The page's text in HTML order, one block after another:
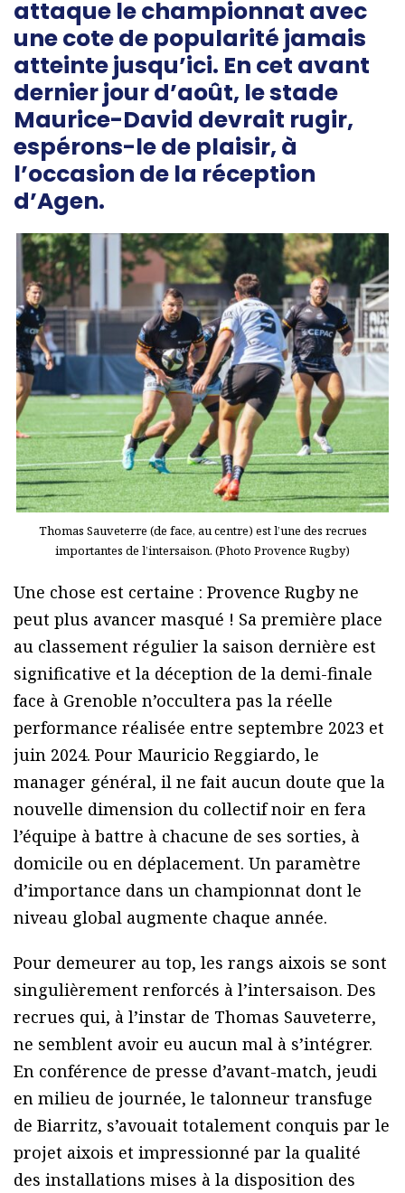
attaque le championnat avec
une cote de popularité jamais
atteinte jusqu’ici. En cet avant
dernier jour d’août, le stade
Maurice-David devrait rugir,
espérons-le de plaisir, à
l’occasion de la réception
d’Agen.
Thomas Sauveterre (de face, au centre) est l’une des recrues
importantes de l’intersaison. (Photo Provence Rugby)
Une chose est certaine : Provence Rugby ne
peut plus avancer masqué ! Sa première place
au classement régulier la saison dernière est
significative et la déception de la demi-finale
face à Grenoble n’occultera pas la réelle
performance réalisée entre septembre 2023 et
juin 2024. Pour Mauricio Reggiardo, le
manager général, il ne fait aucun doute que la
nouvelle dimension du collectif noir en fera
l’équipe à battre à chacune de ses sorties, à
domicile ou en déplacement. Un paramètre
d’importance dans un championnat dont le
niveau global augmente chaque année.
Pour demeurer au top, les rangs aixois se sont
singulièrement renforcés à l’intersaison. Des
recrues qui, à l’instar de Thomas Sauveterre,
ne semblent avoir eu aucun mal à s’intégrer.
En conférence de presse d’avant-match, jeudi
en milieu de journée, le talonneur transfuge
de Biarritz, s’avouait totalement conquis par le
projet aixois et impressionné par la qualité
des installations mises à la disposition des